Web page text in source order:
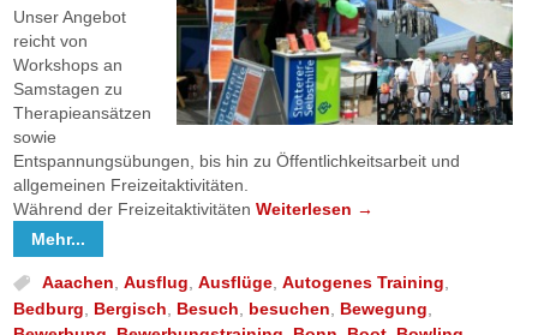
Unser Angebot
reicht von
Workshops an
Samstagen zu
Therapieansätzen
sowie
Entspannungsübungen, bis hin zu Öffentlichkeitsarbeit und
allgemeinen Freizeitaktivitäten.
Während der Freizeitaktivitäten Weiterlesen →
Mehr...
Aaachen, Ausflug, Ausflüge, Autogenes Training,
Bedburg
Bergisch Besuch besuchen Bewegung